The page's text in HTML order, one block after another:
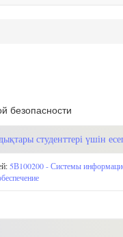
безопасности
студенттері үшін
5В100200 - Системы